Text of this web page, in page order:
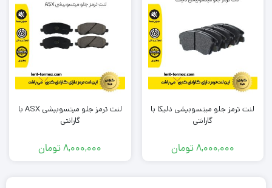
لنت ترمز جلو میتسوبیشی دلیکا با
گارانتی
8,000,000تومان
لنت ترمز جلو میتسوبیشی ASX با
گارانتی
8,000,000تومان